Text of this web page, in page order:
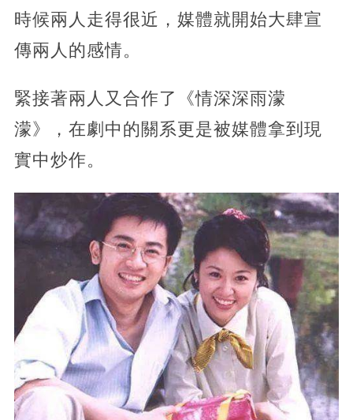
時候兩人走得很近，媒體就開始大肆宣
傳兩人的感情。
緊接著兩人又合作了《情深深雨濛
濛》，在劇中的關系更是被媒體拿到現
實中炒作。